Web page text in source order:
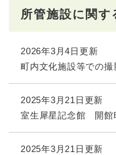
所管施設に関す
2026年3月4日更新
町内文化施設等での
2025年3月21日更新
室生犀星記念館 開館
2025年3月21日更新